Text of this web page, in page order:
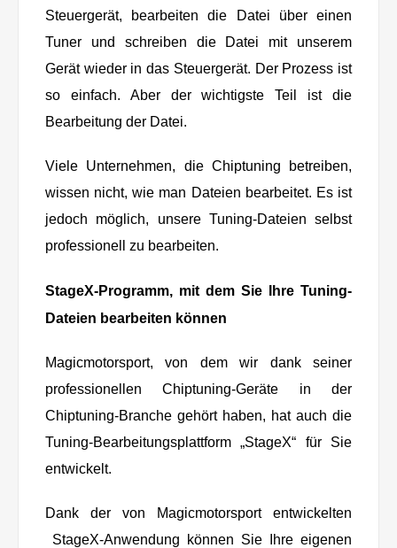
Steuergerät, bearbeiten die Datei über einen
Tuner und schreiben die Datei mit unserem
Gerät wieder in das Steuergerät. Der Prozess ist
so einfach. Aber der wichtigste Teil ist die
Bearbeitung der Datei.
Viele Unternehmen, die Chiptuning betreiben,
wissen nicht, wie man Dateien bearbeitet. Es ist
jedoch möglich, unsere Tuning-Dateien selbst
professionell zu bearbeiten.
StageX-Programm, mit dem Sie Ihre Tuning-
Dateien bearbeiten können
Magicmotorsport, von dem wir dank seiner
professionellen Chiptuning-Geräte in der
Chiptuning-Branche gehört haben, hat auch die
Tuning-Bearbeitungsplattform „StageX“ für Sie
entwickelt.
Dank der von Magicmotorsport entwickelten
StageX-Anwendung können Sie Ihre eigenen